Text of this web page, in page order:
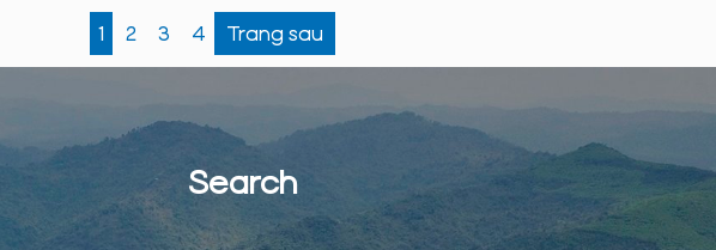
1 2 3 4 Trang sau
Search